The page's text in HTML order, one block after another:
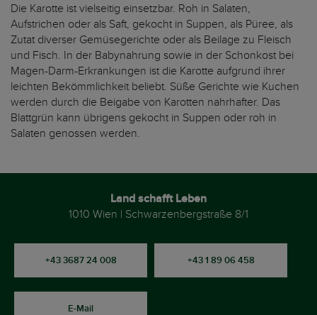
Die Karotte ist vielseitig einsetzbar. Roh in Salaten,
Aufstrichen oder als Saft, gekocht in Suppen, als Püree, als
Zutat diverser Gemüsegerichte oder als Beilage zu Fleisch
und Fisch. In der Babynahrung sowie in der Schonkost bei
Magen-Darm-Erkrankungen ist die Karotte aufgrund ihrer
leichten Bekömmlichkeit beliebt. Süße Gerichte wie Kuchen
werden durch die Beigabe von Karotten nahrhafter. Das
Blattgrün kann übrigens gekocht in Suppen oder roh in
Salaten genossen werden.
Land schafft Leben
1010 Wien | Schwarzenbergstraße 8/1
+43 3687 24 008 +43 1 89 06 458
E-Mail